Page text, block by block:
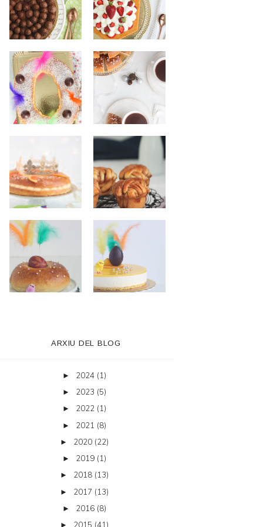
ARXIU DEL BLOG
► 2024 (1)
► 2023 (5)
► 2022 (1)
► 2021 (8)
► 2020 (22)
► 2019 (1)
► 2018 (13)
► 2017 (13)
► 2016 (8)
► 2015 (41)